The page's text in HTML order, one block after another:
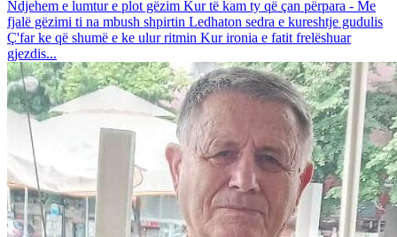
Ndjehem e lumtur e plot gëzim Kur të kam ty që çan përpara - Me
fjalë gëzimi ti na mbush shpirtin Ledhaton sedra e kureshtje gudulis
Ç'far ke që shumë e ke ulur ritmin Kur ironia e fatit frelëshuar
gjezdis...